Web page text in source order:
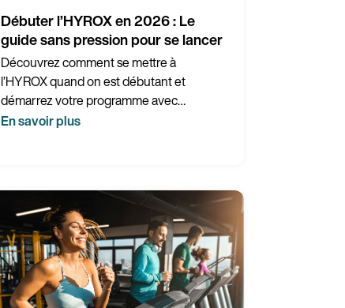
Débuter l’HYROX en 2026 : Le
guide sans pression pour se lancer
Découvrez comment se mettre à
l’HYROX quand on est débutant et
démarrez votre programme avec
Wellpass.
En savoir plus